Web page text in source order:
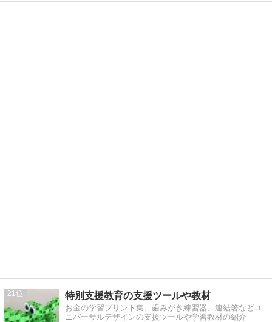
21 特別支援教育の支援ツールや教材
お金の学習プリント集、歯みがき練習器、連結箸などユ
ニバーサルデザインの支援ツールや学習教材の紹介